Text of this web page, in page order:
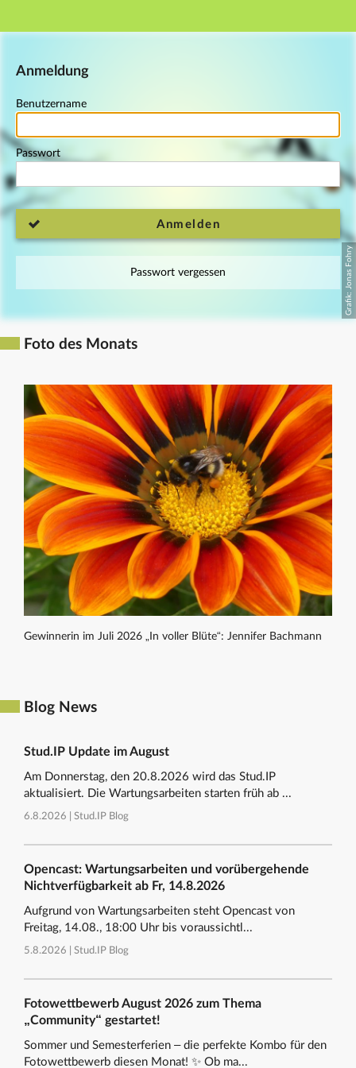
Hauptnavigation
Anmeldung
Benutzername
Passwort
Anmelden
Passwort vergessen
Foto des Monats
Gewinnerin im Juli 2026 „In voller Blüte“: Jennifer Bachmann
Blog News
Stud.IP Update im August
Am Donnerstag, den 20.8.2026 wird das Stud.IP
aktualisiert. Die Wartungsarbeiten starten früh ab ...
6.8.2026 | Stud.IP Blog
Opencast: Wartungsarbeiten und vorübergehende
Nichtverfügbarkeit ab Fr, 14.8.2026
Aufgrund von Wartungsarbeiten steht Opencast von
Freitag, 14.08., 18:00 Uhr bis voraussichtl...
5.8.2026 | Stud.IP Blog
Fotowettbewerb August 2026 zum Thema
„Community“ gestartet!
Sommer und Semesterferien – die perfekte Kombo für den
Fotowettbewerb diesen Monat! ✨ Ob ma...